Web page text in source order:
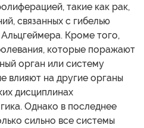
такие как рак,
связанных с гибелью
Альцгеймера. Кроме того,
которые поражают
орган или систему
влияют на другие органы
дисциплинах
Однако в последнее
сильно все системы